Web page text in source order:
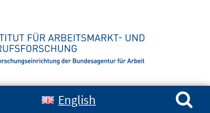
English
Suchen nach: